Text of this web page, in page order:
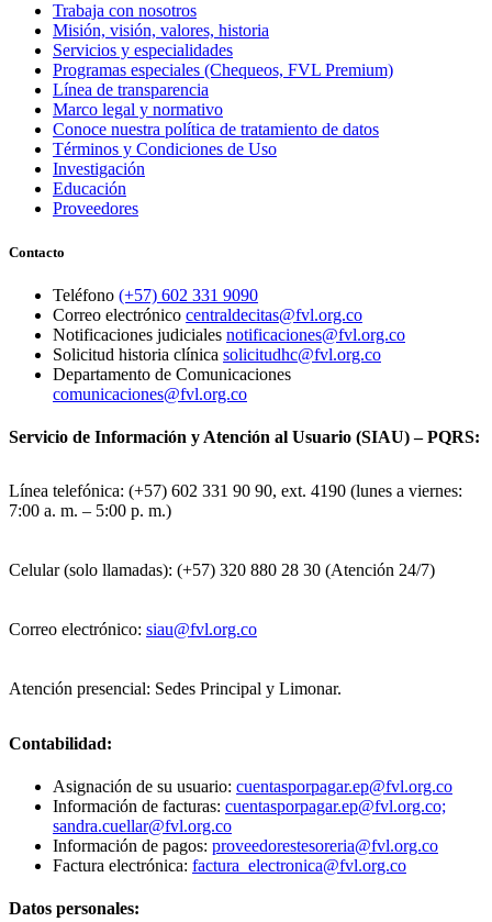
Trabaja con nosotros
Misión, visión, valores, historia
Servicios y especialidades
Programas especiales (Chequeos, FVL Premium)
Línea de transparencia
Marco legal y normativo
Conoce nuestra política de tratamiento de datos
Términos y Condiciones de Uso
Investigación
Educación
Proveedores
Contacto
Teléfono (+57) 602 331 9090
Correo electrónico centraldecitas@fvl.org.co
Notificaciones judiciales notificaciones@fvl.org.co
Solicitud historia clínica solicitudhc@fvl.org.co
Departamento de Comunicaciones
comunicaciones@fvl.org.co
Servicio de Información y Atención al Usuario (SIAU) – PQRS:
Línea telefónica: (+57) 602 331 90 90, ext. 4190 (lunes a viernes:
7:00 a. m. – 5:00 p. m.)
Celular (solo llamadas): (+57) 320 880 28 30 (Atención 24/7)
Correo electrónico: siau@fvl.org.co
Atención presencial: Sedes Principal y Limonar.
Contabilidad:
Asignación de su usuario: cuentasporpagar.ep@fvl.org.co
Información de facturas: cuentasporpagar.ep@fvl.org.co;
sandra.cuellar@fvl.org.co
Información de pagos: proveedorestesoreria@fvl.org.co
Factura electrónica: factura_electronica@fvl.org.co
Datos personales: